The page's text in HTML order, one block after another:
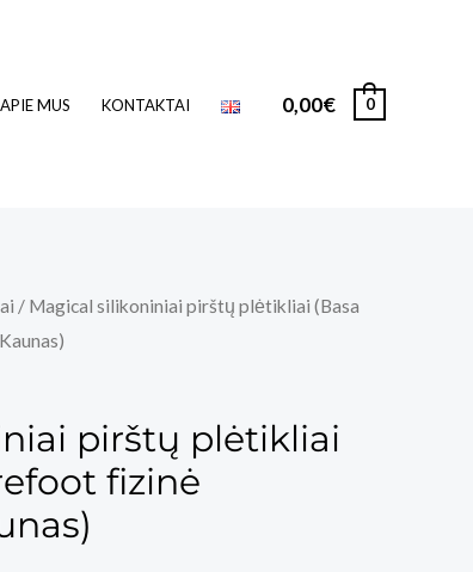
APIE MUS KONTAKTAI 0,00€ 0
/ Magical silikoniniai pirštų plėtikliai (Basa
pirštų plėtikliai
fizinė